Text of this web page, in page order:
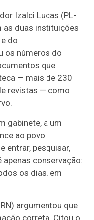
Izalci Lucas (PL-
as duas instituições
do
os números do
que
— mais de 230
revistas — como
gabinete, a um
ao povo
entrar, pesquisar,
conservação:
os dias, em
argumentou que
correta. Citou o